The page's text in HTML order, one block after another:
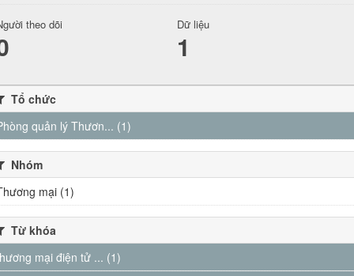
theo dõi Dữ liệu
1
Tổ chức
quản lý Thươn... (1)
Nhóm
mại (1)
Từ khóa
mại điện tử ... (1)